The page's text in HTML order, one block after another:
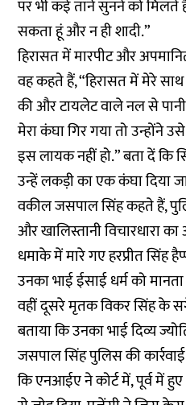
पर भी कई ताने सुनने को
सकता हूं और न ही शादी.”
हिरासत में मारपीट और
वह कहते हैं, “हिरासत में मेरे
की और टायलेट वाले नल से
मेरा कंघा गिर गया तो उन्होंने
इस लायक नहीं हो.” बता दें कि
उन्हें लकड़ी का एक कंघा दिया
वकील जसपाल सिंह कहते हैं,
और खालिस्तानी विचारधारा
धमाके में मारे गए हरप्रीत सिंह
उनका भाई ईसाई धर्म को
वहीं दूसरे मृतक विकर सिंह के
बताया कि उनका भाई दिव्य
जसपाल सिंह पुलिस की
कि एनआईए ने कोर्ट में, पूर्व में